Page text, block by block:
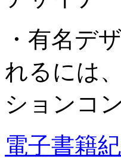
・有名デ
れるには
ションコ
電子書籍